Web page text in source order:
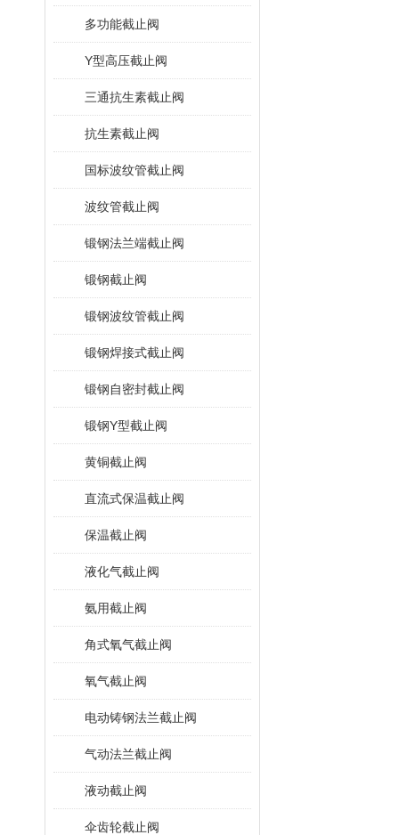
多功能截止阀
Y型高压截止阀
三通抗生素截止阀
抗生素截止阀
国标波纹管截止阀
波纹管截止阀
锻钢法兰端截止阀
锻钢截止阀
锻钢波纹管截止阀
锻钢焊接式截止阀
锻钢自密封截止阀
锻钢Y型截止阀
黄铜截止阀
直流式保温截止阀
保温截止阀
液化气截止阀
氨用截止阀
角式氧气截止阀
氧气截止阀
电动铸钢法兰截止阀
气动法兰截止阀
液动截止阀
伞齿轮截止阀